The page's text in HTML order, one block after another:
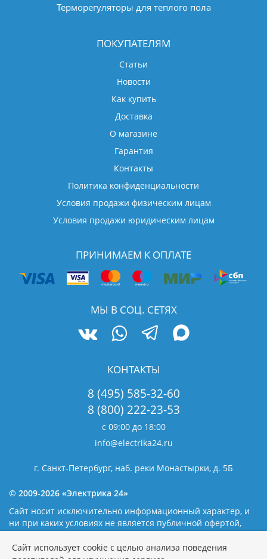
Терморегуляторы для теплого пола
ПОКУПАТЕЛЯМ
Статьи
Новости
Как купить
Доставка
О магазине
Гарантия
Контакты
Политика конфиденциальности
Условия продажи физическим лицам
Условия продажи юридическим лицам
ПРИНИМАЕМ К ОПЛАТЕ
МЫ В СОЦ. СЕТЯХ
КОНТАКТЫ
8 (495) 585-32-60
8 (800) 222-23-53
с 09:00 до 18:00
info@electrika24.ru
г. Санкт-Петербург, наб. реки Монастырки, д. 5Б
© 2009-2026 «Электрика 24»
Сайт носит исключительно информационный характер, и
ни при каких условиях не является публичной офертой,
определяемой положениями статьи 437(2) Гражданского
кодекса Российской Федерации. Наличие и цены уточняйте
Сайт использует cookie с целью анализа поведения